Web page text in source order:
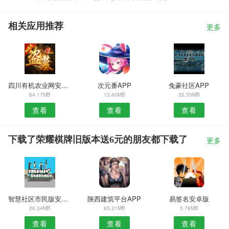
相关应用推荐 更多
四川有机农业网安卓版
64.17MB
查看
次元番APP
13.60MB
查看
兔豪社区APP
35.55MB
查看
下载了荣耀棋牌旧版本送6元的朋友都下载了 更多
智慧社区市民版安卓版
26.34MB
查看
陕西建筑平台APP
65.21MB
查看
易签名安卓版
5.76MB
查看